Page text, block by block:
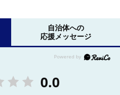
自治体への
応援メッセージ
0.0